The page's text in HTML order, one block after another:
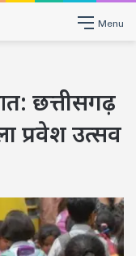
Menu
छत्तीसगढ़
प्रवेश उत्सव